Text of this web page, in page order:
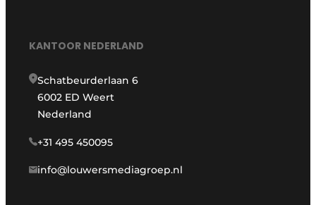
KANTOOR NEDERLAND
Schatbeurderlaan 6
6002 ED Weert
Nederland
+31 495 450095
info@louwersmediagroep.nl